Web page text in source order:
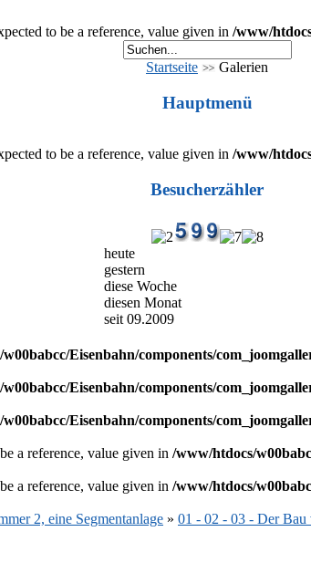
to be a reference, value given in /www/
Startseite Galerien
Hauptmenü
to be a reference, value given in /www/
Besucherzähler
heute
gestern
diese Woche
diesen Monat
seit 09.2009
Eisenbahn/components/
Eisenbahn/components/
Eisenbahn/components/
a reference, value given in /www/htdocs/
a reference, value given in /www/htdocs/
2, eine Segmentanlage » 01 - 02 - 03 - Der Bau